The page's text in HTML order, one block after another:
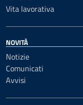
Vita lavorativa
NOVITÀ
Notizie
Comunicati
Avvisi